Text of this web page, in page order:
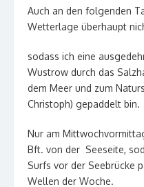
Auch an den folgenden
Wetterlage überhaupt
sodass ich eine
Wustrow durch das
dem Meer und zum
Christoph) gepaddelt bin.
Nur am
Bft. von der Seeseite,
Surfs vor der Seebrücke
Wellen der Woche.